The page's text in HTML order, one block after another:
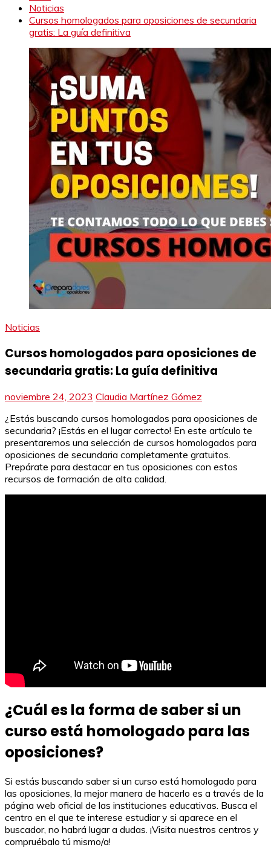
Noticias
Cursos homologados para oposiciones de secundaria
gratis: La guía definitiva
Noticias
Cursos homologados para oposiciones de
secundaria gratis: La guía definitiva
noviembre 24, 2023 Claudia Martínez Gómez
¿Estás buscando cursos homologados para oposiciones de
secundaria? ¡Estás en el lugar correcto! En este artículo te
presentaremos una selección de cursos homologados para
oposiciones de secundaria completamente gratuitos.
Prepárate para destacar en tus oposiciones con estos
recursos de formación de alta calidad.
¿Cuál es la forma de saber si un
curso está homologado para las
oposiciones?
Si estás buscando saber si un curso está homologado para
las oposiciones, la mejor manera de hacerlo es a través de la
página web oficial de las instituciones educativas. Busca el
centro en el que te interese estudiar y si aparece en el
buscador, no habrá lugar a dudas. ¡Visita nuestros centros y
compruébalo tú mismo/a!